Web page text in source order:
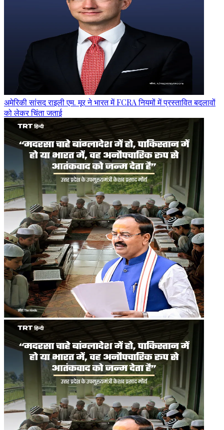
अमेरिकी सांसद राइली एम. मूर ने भारत में FCRA नियमों में प्रस्तावित बदलावों
को लेकर चिंता जताई